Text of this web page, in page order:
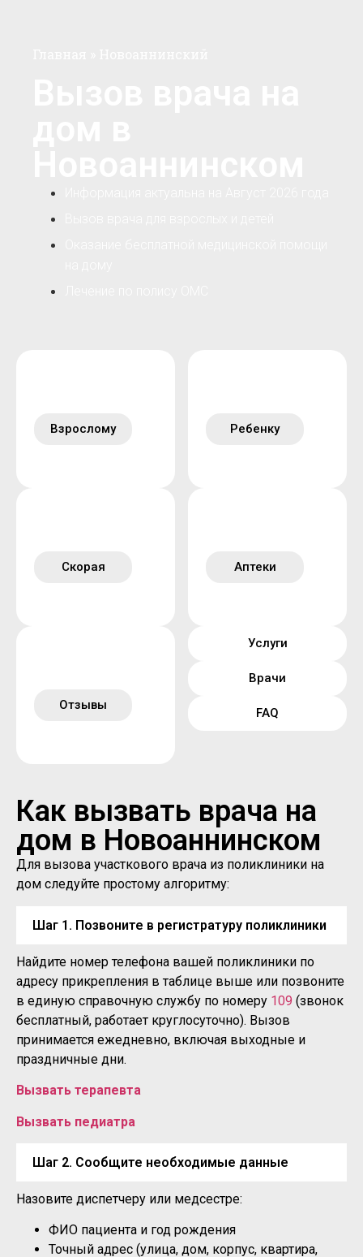
Взрослому Ребенку
Скорая Аптеки
Отзывы
Услуги
Врачи
FAQ
Как вызвать врача на
дом в Новоаннинском
Для вызова участкового врача из поликлиники на
дом следуйте простому алгоритму:
Шаг 1. Позвоните в регистратуру поликлиники
Найдите номер телефона вашей поликлиники по
адресу прикрепления в таблице выше или позвоните
в единую справочную службу по номеру 109 (звонок
бесплатный, работает круглосуточно). Вызов
принимается ежедневно, включая выходные и
праздничные дни.
Вызвать терапевта
Вызвать педиатра
Шаг 2. Сообщите необходимые данные
Назовите диспетчеру или медсестре:
ФИО пациента и год рождения
Точный адрес (улица, дом, корпус, квартира,